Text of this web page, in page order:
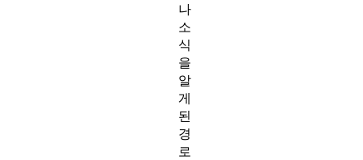
나
소
식
을
알
게
된
경
로